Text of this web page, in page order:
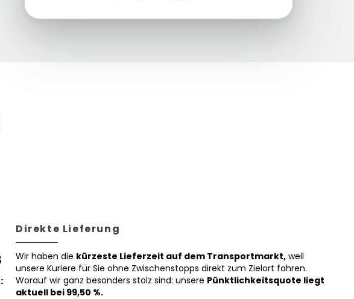
Direkte Lieferung
Wir haben die kürzeste Lieferzeit auf dem Transportmarkt, weil
unsere Kuriere für Sie ohne Zwischenstopps direkt zum Zielort fahren.
Worauf wir ganz besonders stolz sind: unsere Pünktlichkeitsquote liegt
aktuell bei 99,50 %.